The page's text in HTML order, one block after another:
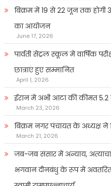
बिक्रम में 19 से 22 जून तक होगी
का आयोजन
June 17, 2026
पार्वती सेंट्रल स्कूल में वार्षिक
छात्राएं हुए सम्मानित
April 1, 2026
ईरान में अभी आटा की कीमत 5.2
March 23, 2026
बिक्रम नगर पंचायत के अध्यक्ष ने
March 21, 2026
जब-जब संसार में अन्याय,
भगवान दीनबंधु के रूप में अवतरित